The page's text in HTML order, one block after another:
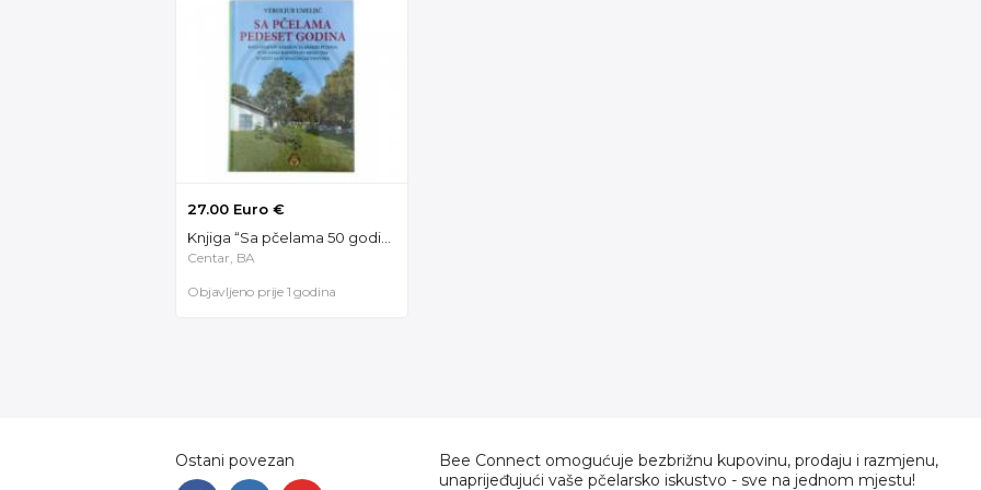
27.00 Euro €
Centar, BA
Objavljeno prije 1 godina
Ostani povezan
Bee Connect omogućuje bezbrižnu kupovinu, prodaju i razmjenu,
unaprijeđujući vaše pčelarsko iskustvo - sve na jednom mjestu!